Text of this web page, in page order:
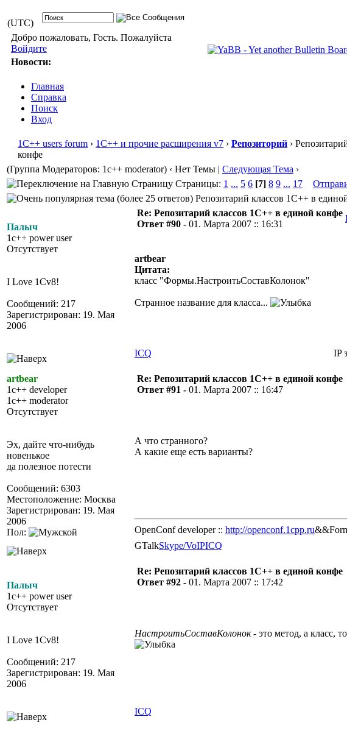
(UTC)
Добро пожаловать, Гость. Пожалуйста
Войдите
Новости:
Главная
Справка
Поиск
Вход
1С++ users forum › 1С++ и прочие расширения v7 › Репозиторий ›
конфе
(Группа Модераторов: 1c++ moderator) ‹ Нет Темы | Следующая Тема ›
Страницы: 1 ... 5 6 [7] 8 9 ... 17
Репозитарий классов 1С++ в
Палыч
1c++ power user
Отсутствует
I Love 1Cv8!
Сообщений: 217
Зарегистрирован: 19. Мая
2006
Re: Репозитарий классов 1С++ в единой конфе
Ответ #90 - 01. Марта 2007 :: 16:31
artbear
Цитата:
класс "Формы.НастроитьСоставКолонок"
Странное название для класса...
ICQ IP
artbear
1c++ developer
1c++ moderator
Отсутствует
Эх, дайте что-нибудь
новенькое
да полезное потести
Сообщений: 6303
Местоположение: Москва
Зарегистрирован: 19. Мая
2006
Пол:
Re: Репозитарий классов 1С++ в единой конфе
Ответ #91 - 01. Марта 2007 :: 16:47
А что странного?
А какие еще есть варианты?
OpenConf developer :: http://openconf.1cpp.ru
GTalkSkype/VoIPICQ
Палыч
1c++ power user
Отсутствует
I Love 1Cv8!
Сообщений: 217
Зарегистрирован: 19. Мая
2006
Re: Репозитарий классов 1С++ в единой конфе
Ответ #92 - 01. Марта 2007 :: 17:42
НастроитьСоставКолонок- это метод, а класс,
ICQ